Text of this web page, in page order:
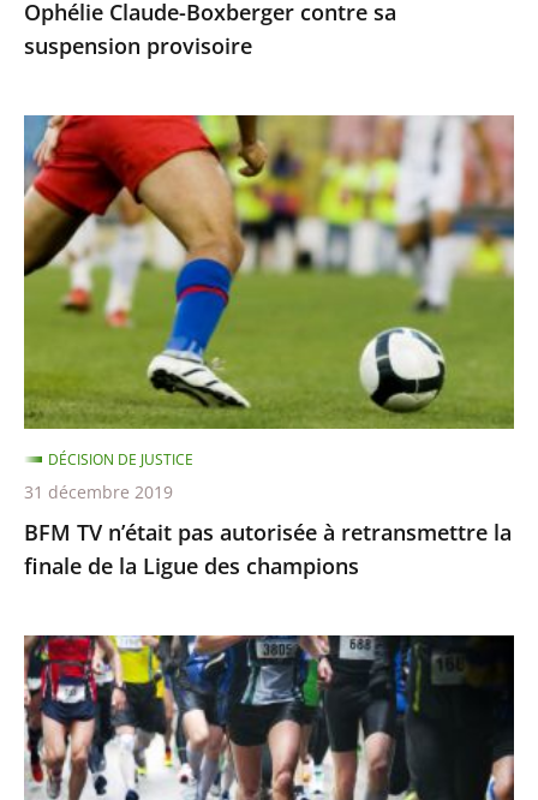
suspension
provisoire
Ophélie Claude-Boxberger contre sa
suspension provisoire
BFM
TV
n’était
pas
autorisée
retransmettre
la
finale
de
la
Ligue
des
champions
BFM TV n’était pas autorisée à retransmettre la
finale de la Ligue des champions
DÉCISION DE JUSTICE
31 décembre 2019
Suspension
provisoire
de
Clémence
Calvin